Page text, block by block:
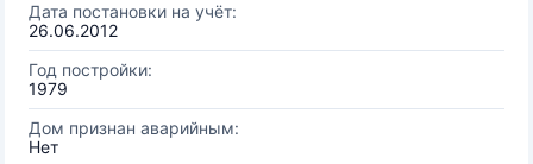
Дата постановки на учёт:
26.06.2012
Год постройки:
1979
Дом признан аварийным:
Нет